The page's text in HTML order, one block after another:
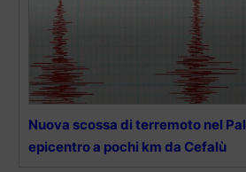
Nuova scossa di terremoto nel
epicentro a pochi km da Cefalù